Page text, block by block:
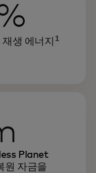
지속가능성
탄력성을
하고 있습니다.
생 에너지 1
Planet
원 자금을